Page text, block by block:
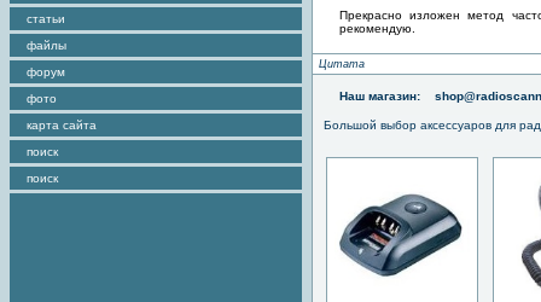
статьи
файлы
форум
фото
карта сайта
поиск
поиск
Прекрасно изложен метод
рекомендую.
Цитата
Наш магазин:
Большой выбор аксессуаров для